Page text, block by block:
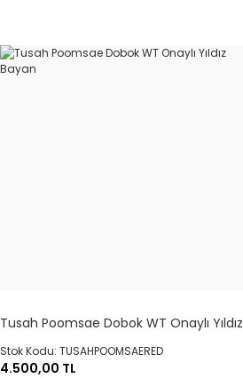
Tusah Poomsae Dobok WT Onaylı Yıldız
Stok Kodu: TUSAHPOOMSAERED
4.500,00 TL